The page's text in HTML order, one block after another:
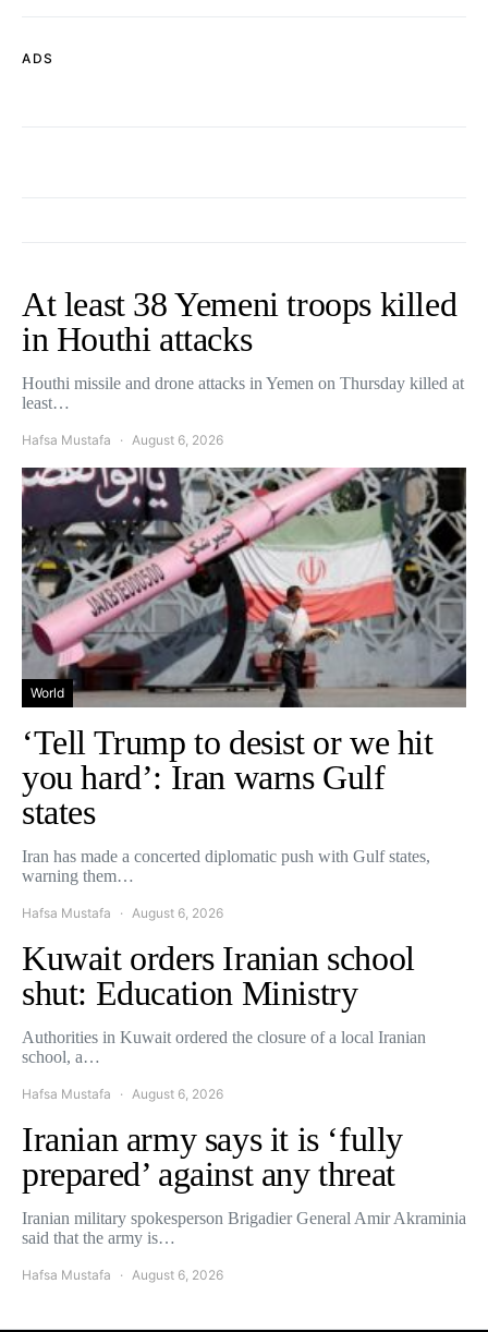
ADS
At least 38 Yemeni troops killed
in Houthi attacks
Houthi missile and drone attacks in Yemen on Thursday killed at
least…
Hafsa Mustafa August 6, 2026
World
‘Tell Trump to desist or we hit
you hard’: Iran warns Gulf
states
Iran has made a concerted diplomatic push with Gulf states,
warning them…
Hafsa Mustafa August 6, 2026
Kuwait orders Iranian school
shut: Education Ministry
Authorities in Kuwait ordered the closure of a local Iranian
school, a…
Hafsa Mustafa August 6, 2026
Iranian army says it is ‘fully
prepared’ against any threat
Iranian military spokesperson Brigadier General Amir Akraminia
said that the army is…
Hafsa Mustafa August 6, 2026